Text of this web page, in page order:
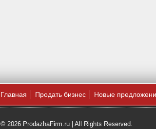
Главная Продать бизнес Новые
© 2026 ProdazhaFirm.ru | All Rights Reserved.